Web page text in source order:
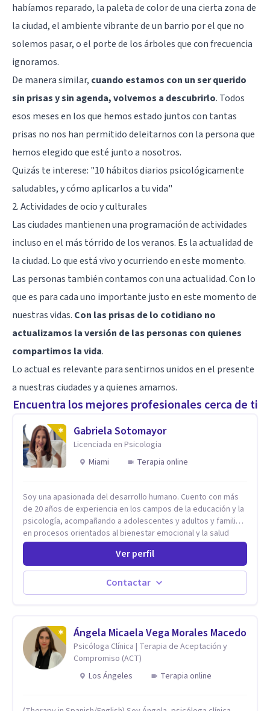
habíamos reparado, la paleta de color de una cierta zona de
la ciudad, el ambiente vibrante de un barrio por el que no
solemos pasar, o el porte de los árboles que con frecuencia
ignoramos.
De manera similar, cuando estamos con un ser querido
sin prisas y sin agenda, volvemos a descubrirlo. Todos
esos meses en los que hemos estado juntos con tantas
prisas no nos han permitido deleitarnos con la persona que
hemos elegido que esté junto a nosotros.
Quizás te interese: "10 hábitos diarios psicológicamente
saludables, y cómo aplicarlos a tu vida"
2. Actividades de ocio y culturales
Las ciudades mantienen una programación de actividades
incluso en el más tórrido de los veranos. Es la actualidad de
la ciudad. Lo que está vivo y ocurriendo en este momento.
Las personas también contamos con una actualidad. Con lo
que es para cada uno importante justo en este momento de
nuestras vidas. Con las prisas de lo cotidiano no
actualizamos la versión de las personas con quienes
compartimos la vida.
Lo actual es relevante para sentirnos unidos en el presente
a nuestras ciudades y a quienes amamos.
Encuentra los mejores profesionales cerca de ti
Gabriela Sotomayor
Licenciada en Psicologia
Miami
Terapia online
Soy una apasionada del desarrollo humano. Cuento con más
de 20 años de experiencia en los campos de la educación y la
psicología, acompañando a adolescentes y adultos y familias
en procesos orientados al bienestar emocional y la salud
mental. Mi visión es contribuir, a través de mi trabajo, a que
las personas accedan a una vida más digna, plena y con
sentido. Considero que esto es posible cuando
desarrollamos una mayor conciencia de nuestro mundo
interior y de la manera en que nuestras experiencias influyen
basado en la comprensión, la compasión y el respeto por el
ritmo de cada persona. Integro conocimientos y herramientas
de la psicología con un enfoque informado en trauma para
ayudar a mis clientes a comprender sus conflictos internos,
fortalecer sus recursos personales, desarrollar nuevas
Ver perfil
Contactar
Ángela Micaela Vega Morales Macedo
Psicóloga Clínica | Terapia de Aceptación y
Compromiso (ACT)
Los Ángeles
Terapia online